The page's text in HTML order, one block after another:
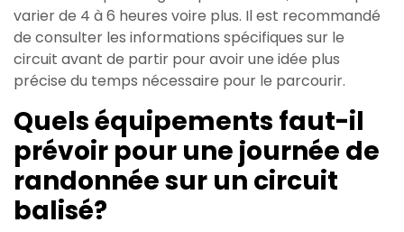
varier de 4 à 6 heures voire plus. Il est recommandé
de consulter les informations spécifiques sur le
circuit avant de partir pour avoir une idée plus
précise du temps nécessaire pour le parcourir.
Quels équipements faut-il
prévoir pour une journée de
randonnée sur un circuit
balisé?